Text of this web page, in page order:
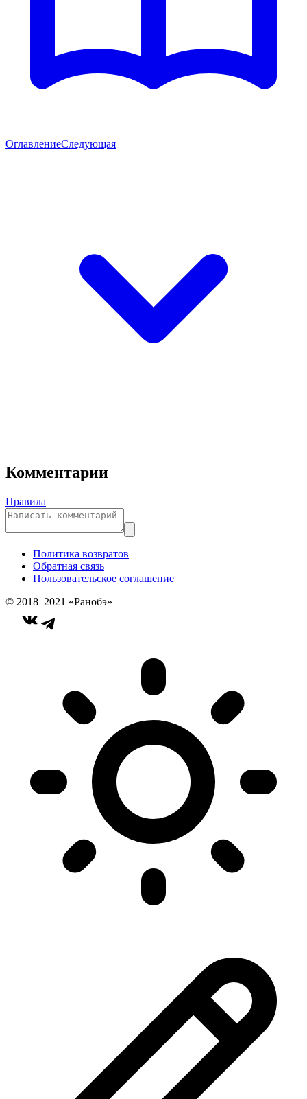
ОглавлениеСледующая
Комментарии
Правила
Политика возвратов
Обратная связь
Пользовательское соглашение
© 2018–2021 «Ранобэ»